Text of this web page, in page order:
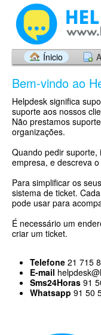
Ínicio
Bem-vindo ao
Helpdesk significa
suporte aos nossos
Não prestamos
organizações.
Quando pedir
empresa, e descreva
Para simplificar os
sistema de ticket.
pode usar para
É necessário um
criar um ticket.
Telefone 21 715
E-mail
Sms24Horas 91
Whatsapp 91 50